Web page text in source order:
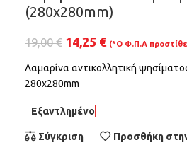
(280x280mm)
19,00€ 14,25 € (*Ο Φ.Π.Α
Λαμαρίνα αντικολλητική
280x280mm
Εξαντλημένο
Σύγκριση Προσθήκη